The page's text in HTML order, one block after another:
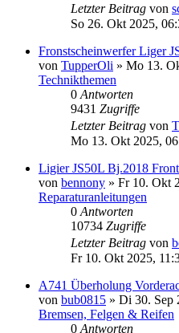
Letzter Beitrag von
So 26. Okt 2025,
Fronstscheinwerfer Liger
von TupperOli » Mo 13.
Technikthemen
0Antworten
9431 Zugriffe
Letzter Beitrag von
Mo 13. Okt 2025,
Ligier JS50L Bj.2018
von bennony » Fr 10. Okt
Reparaturanleitungen
0Antworten
10734 Zugriffe
Letzter Beitrag von
Fr 10. Okt 2025,
A741 Überholung
von bub0815 » Di 30. Sep
Bremsen, Felgen & Reifen
0Antworten